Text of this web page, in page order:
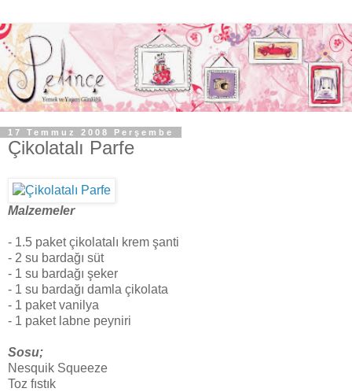
17 Temmuz 2008 Perşembe
Çikolatalı Parfe
Malzemeler
- 1.5 paket çikolatalı krem şanti
- 2 su bardağı süt
- 1 su bardağı şeker
- 1 su bardağı damla çikolata
- 1 paket vanilya
- 1 paket labne peyniri
Sosu;
Nesquik Squeeze
Toz fıstık